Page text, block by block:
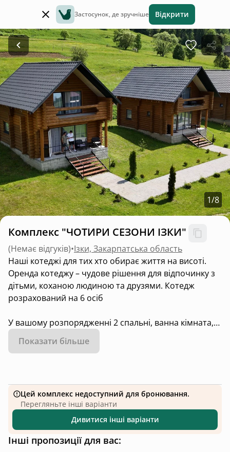
Застосунок, де зручніше Відкрити
1/8
Комплекс "ЧОТИРИ СЕЗОНИ ІЗКИ"
(Немає відгуків)•Ізки, Закарпатська область
Наші котеджі для тих хто обирає життя на висоті.
Оренда котеджу – чудове рішення для відпочинку з
дітьми, коханою людиною та друзями. Котедж
розрахований на 6 осіб
У вашому розпорядженні 2 спальні, ванна кімната,
вітальня з дивано( можна використовувати як ліжко)
власна кухня з всім необхідним для приготування
Показати більше
Цей комплекс недоступний для бронювання.
Перегляньте інші варіанти
Дивитися інші варіанти
Інші пропозиції для вас: